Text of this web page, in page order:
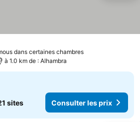
dans certaines chambres
à 1.0 km de : Alhambra
sites Consulter les prix